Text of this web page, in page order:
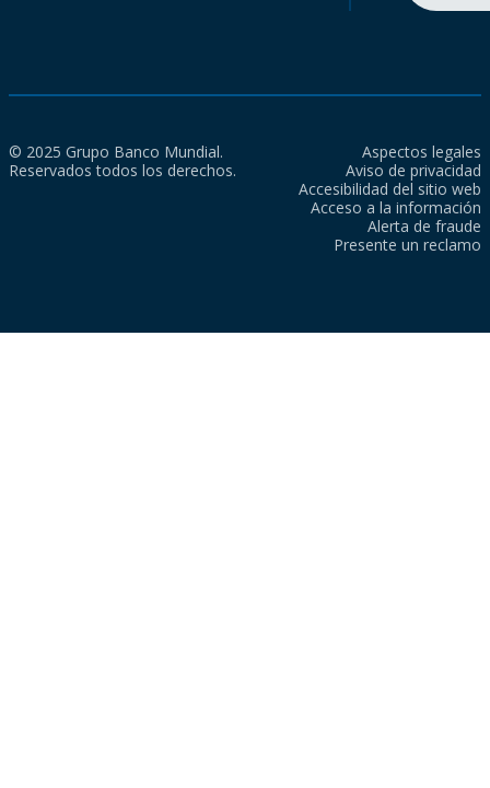
© 2025 Grupo Banco Mundial.
Reservados todos los derechos.
Aspectos legales
Aviso de privacidad
Accesibilidad del sitio web
Acceso a la información
Alerta de fraude
Presente un reclamo